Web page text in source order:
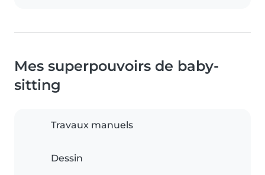
Mes superpouvoirs de baby-
sitting
Travaux manuels
Dessin